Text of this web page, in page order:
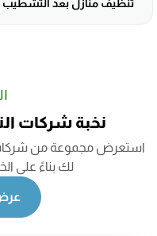
تنظيف منازل بعد التشطيب
نخبة شركات
استعرض مجموعة من
لك بناءً على